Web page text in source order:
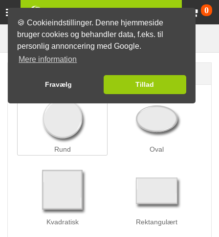
🍪 Cookieindstillinger. Denne hjemmeside
bruger cookies og behandler data, f.eks. til
personlig annoncering med Google.
Mere information
Fravælg Tillad
0
Badges Vedhængs-badges
Rund Oval
Kvadratisk Rektangulært